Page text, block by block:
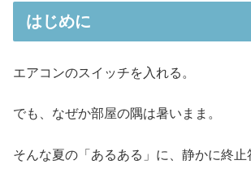
はじめに
エアコンのスイッチを入れる。
でも、なぜか部屋の隅は暑いまま。
そんな夏の「あるある」に、静かに終止